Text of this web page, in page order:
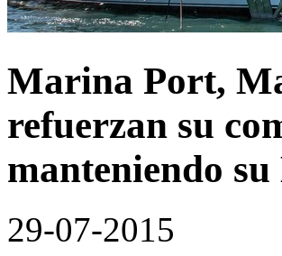
Marina Port,
refuerzan su
manteniendo
29-07-2015